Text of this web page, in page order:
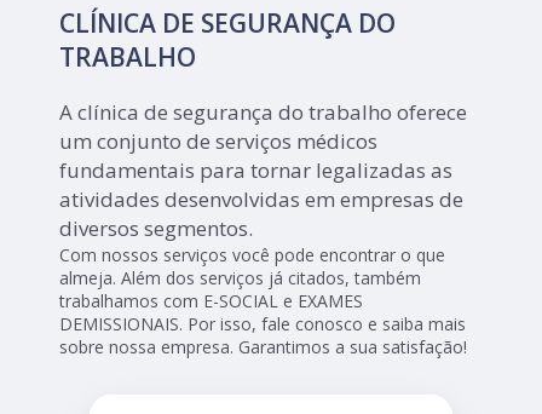
CLÍNICA DE SEGURANÇA DO
TRABALHO
A clínica de segurança do trabalho oferece
um conjunto de serviços médicos
fundamentais para tornar legalizadas as
atividades desenvolvidas em empresas de
diversos segmentos.
Com nossos serviços você pode encontrar o que
almeja. Além dos serviços já citados, também
trabalhamos com E-SOCIAL e EXAMES
DEMISSIONAIS. Por isso, fale conosco e saiba mais
sobre nossa empresa. Garantimos a sua satisfação!